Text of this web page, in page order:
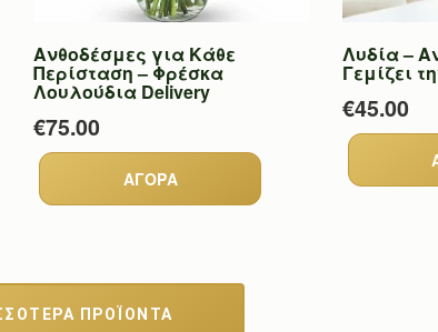
Ανθοδέσμες για Κάθε
Περίσταση – Φρέσκα
Λουλούδια Delivery
€75.00
Λυδία –
Γεμίζει
€45.00
ΠΡΟΪΟΝΤΑ